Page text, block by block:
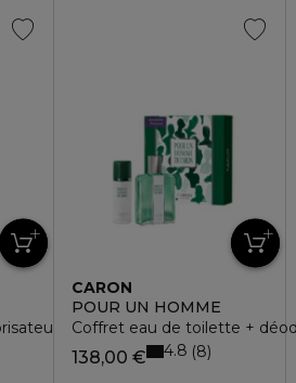
CARON
POUR UN HOMME
Coffret eau de toilette +
138,00 € 4.8 8